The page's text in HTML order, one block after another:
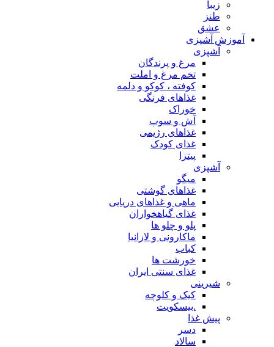
زیبا
طنز
عشق
آموزش آشپزی
آشپزی
مرغ و پرندگان
تخم مرغ و املت
کوفته ، کوکو و دلمه
غذاهای فرنگی
خوراک
آش و سوپ
غذاهای رژیمی
غذای کودک
پیتزا
آشپزی
میگو
غذاهای گوشتی
ماهی و غذاهای دریایی
غذای گیاهخواران
پلو و چلو ها
ماکارونی و لازانیا
کباب
خورشت ها
غذای سنتی ایران
شیرینی
کیک و کلوچه
.بیسکویت
پیش غذا
دسر
سالاد